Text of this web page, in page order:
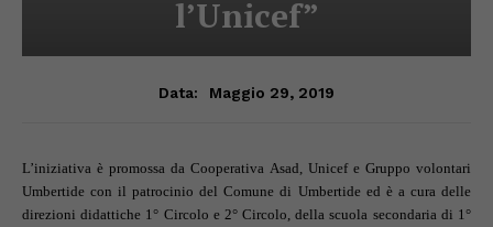
l’Unicef”
Data: Maggio 29, 2019
L’iniziativa è promossa da Cooperativa Asad, Unicef e Gruppo volontari
Umbertide con il patrocinio del Comune di Umbertide ed è a cura delle
direzioni didattiche 1° Circolo e 2° Circolo, della scuola secondaria di 1°